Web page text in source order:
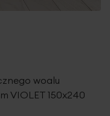
woalu
VIOLET 150x240